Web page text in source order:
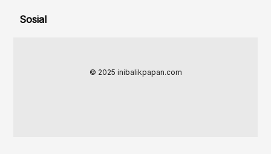
Sosial
© 2025 inibalikpapan.com